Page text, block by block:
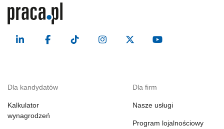
Dla kandydatów
Kalkulator
wynagrodzeń
Dla firm
Nasze usługi
Program lojalnościowy